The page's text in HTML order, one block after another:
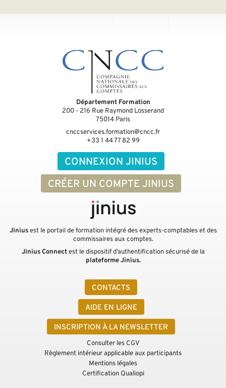
CONNEXION JINIUS
CRÉER UN COMPTE JINIUS
CONTACTS
AIDE EN LIGNE
INSCRIPTION À LA NEWSLETTER
Département Formation
200 - 216 Rue Raymond Losserand
75014 Paris
cnccservices.formation@cncc.fr
+33 1 44 77 82 99
Jiniusest le portail de formation intégré des experts-comptables et des
commissaires aux comptes.
Jinius Connectest le dispositif d’authentification sécurisé de la
plateforme Jinius.
Consulter les CGV
Règlement intérieur applicable aux participants
Mentions légales
Certification Qualiopi